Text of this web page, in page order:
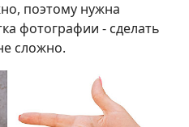
поэтому нужна
фотографии - сделать
сложно.